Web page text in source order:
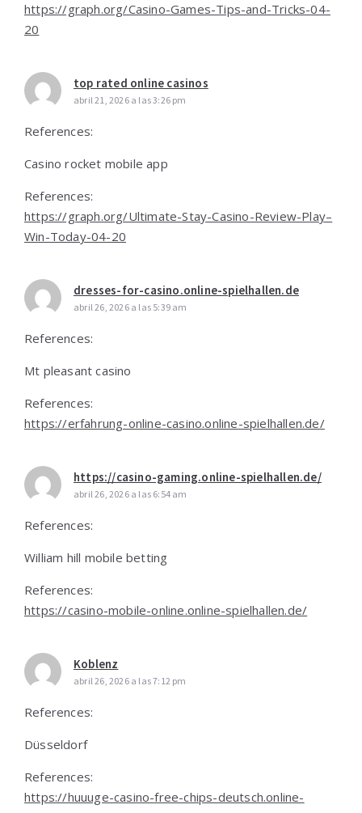
https://graph.org/Casino-Games-Tips-and-Tricks-04-
20
top rated online casinos
abril 21, 2026 a las 3:26 pm
References:
Casino rocket mobile app
References:
https://graph.org/Ultimate-Stay-Casino-Review-Play–
Win-Today-04-20
dresses-for-casino.online-spielhallen.de
abril 26, 2026 a las 5:39 am
References:
Mt pleasant casino
References:
https://erfahrung-online-casino.online-spielhallen.de/
https://casino-gaming.online-spielhallen.de/
abril 26, 2026 a las 6:54 am
References:
William hill mobile betting
References:
https://casino-mobile-online.online-spielhallen.de/
Koblenz
abril 26, 2026 a las 7:12 pm
References:
Düsseldorf
References:
https://huuuge-casino-free-chips-deutsch.online-